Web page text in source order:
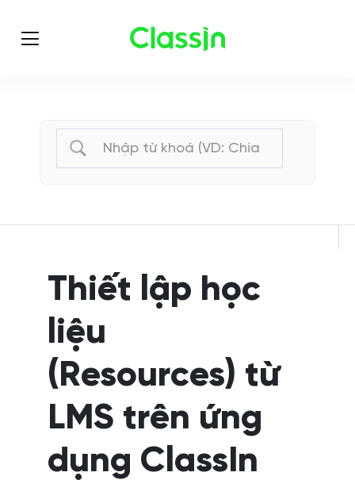
Thiết lập học
liệu
(Resources) từ
LMS trên ứng
dụng ClassIn